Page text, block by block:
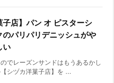
子店】パン オ ピスターシ
のパリパリデニッシュがや
い
でレーズンサンドはもうあるかし
シヅカ洋菓子店】を ...